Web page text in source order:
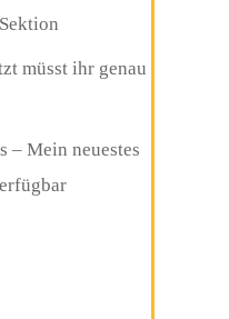
müsst ihr genau
– Mein neuestes